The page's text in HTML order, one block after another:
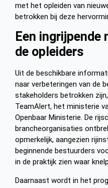
met het opleiden van
betrokken bij deze
Een ingrijpende
de opleiders
Uit de beschikbare
naar verbeteringen van de
stakeholders betrokken
TeamAlert, het ministerie
Openbaar Ministerie. De
brancheorganisaties
opmerkelijk, aangezien
beginnende bestuurders
in de praktijk zien waar
Daarnaast wordt in het